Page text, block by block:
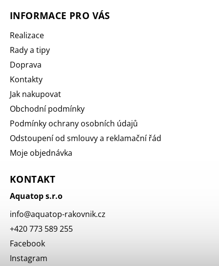
INFORMACE PRO VÁS
Realizace
Rady a tipy
Doprava
Kontakty
Jak nakupovat
Obchodní podmínky
Podmínky ochrany osobních údajů
Odstoupení od smlouvy a reklamační řád
Moje objednávka
KONTAKT
Aquatop s.r.o
info@aquatop-rakovnik.cz
+420 773 589 255
Facebook
Instagram